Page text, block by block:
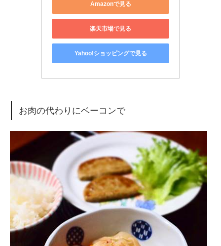
Amazonで見る
楽天市場で見る
Yahoo!ショッピングで見る
お肉の代わりにベーコンで